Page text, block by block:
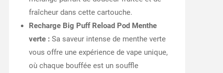
fraîcheur dans cette cartouche.
Recharge Big Puff Reload Pod Menthe
verte :Sa saveur intense de menthe verte
vous offre une expérience de vape unique,
où chaque bouffée est un souffle